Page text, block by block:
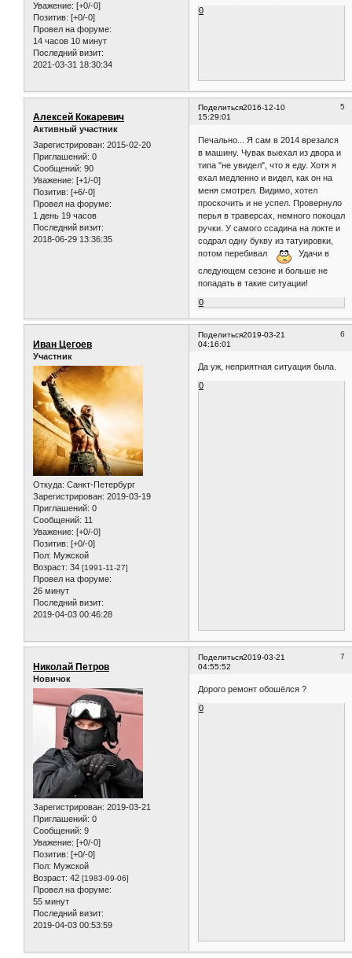
Уважение: [+0/-0]
Позитив: [+0/-0]
Провел на форуме:
14 часов 10 минут
Последний визит:
2021-03-31 18:30:34
0
Поделиться 5
2016-12-10
15:29:01
Алексей Кокаревич
Активный участник
Зарегистрирован: 2015-02-20
Приглашений: 0
Сообщений: 90
Уважение: [+1/-0]
Позитив: [+6/-0]
Провел на форуме:
1 день 19 часов
Последний визит:
2018-06-29 13:36:35
Печально... Я сам в 2014 врезался
в машину. Чувак выехал из двора и
типа "не увидел", что я еду. Хотя я
ехал медленно и видел, как он на
меня смотрел. Видимо, хотел
проскочить и не успел. Провернуло
перья в траверсах, немного покоцал
ручки. У самого ссадина на локте и
содрал одну букву из татуировки,
потом перебивал
Удачи в
следующем сезоне и больше не
попадать в такие ситуации!
0
Поделиться 6
2019-03-21
04:16:01
Иван Цегоев
Участник
Откуда: Санкт-Петербург
Зарегистрирован: 2019-03-19
Приглашений: 0
Сообщений: 11
Уважение: [+0/-0]
Позитив: [+0/-0]
Пол: Мужской
Возраст: 34 [1991-11-27]
Провел на форуме:
26 минут
Последний визит:
2019-04-03 00:46:28
Да уж, неприятная ситуация была.
0
Поделиться 7
2019-03-21
04:55:52
Николай Петров
Новичок
Зарегистрирован: 2019-03-21
Приглашений: 0
Сообщений: 9
Уважение: [+0/-0]
Позитив: [+0/-0]
Пол: Мужской
Возраст: 42 [1983-09-06]
Провел на форуме:
55 минут
Последний визит:
2019-04-03 00:53:59
Дорого ремонт обошёлся ?
0